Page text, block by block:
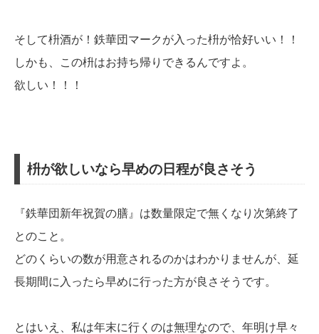
そして枡酒が！鉄華団マークが入った枡が恰好いい！！
しかも、この枡はお持ち帰りできるんですよ。
欲しい！！！
枡が欲しいなら早めの日程が良さそう
『鉄華団新年祝賀の膳』は数量限定で無くなり次第終了
とのこと。
どのくらいの数が用意されるのかはわかりませんが、延
長期間に入ったら早めに行った方が良さそうです。
とはいえ、私は年末に行くのは無理なので、年明け早々